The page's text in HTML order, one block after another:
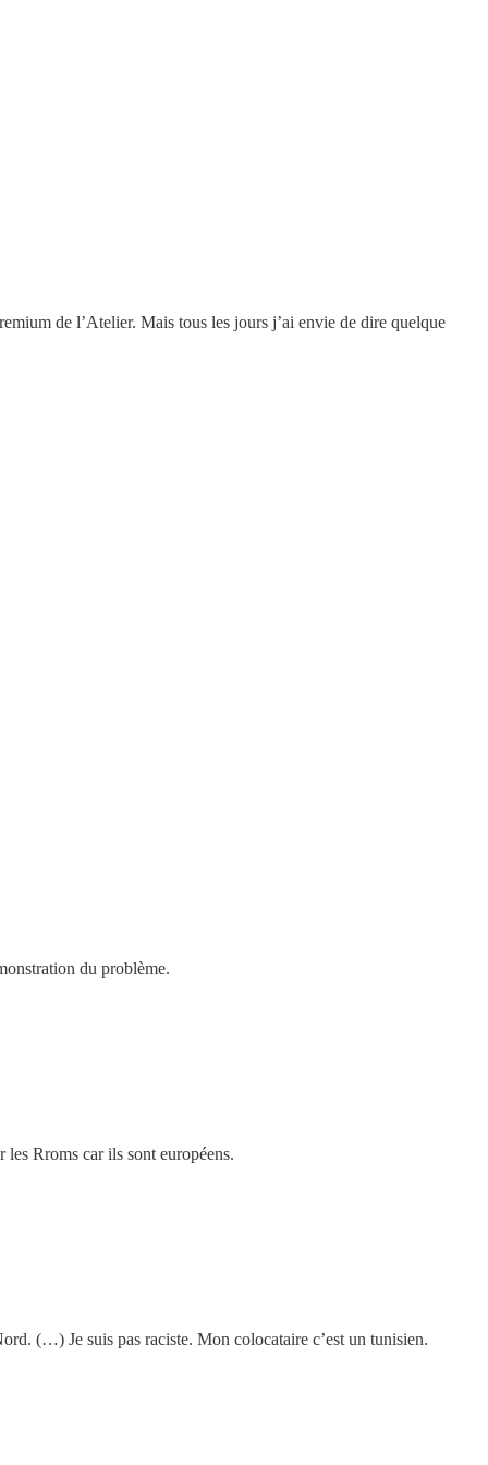
de l’Atelier. Mais tous les jours j’ai envie de dire quelque
du problème.
Rroms car ils sont européens.
(…) Je suis pas raciste. Mon colocataire c’est un tunisien.